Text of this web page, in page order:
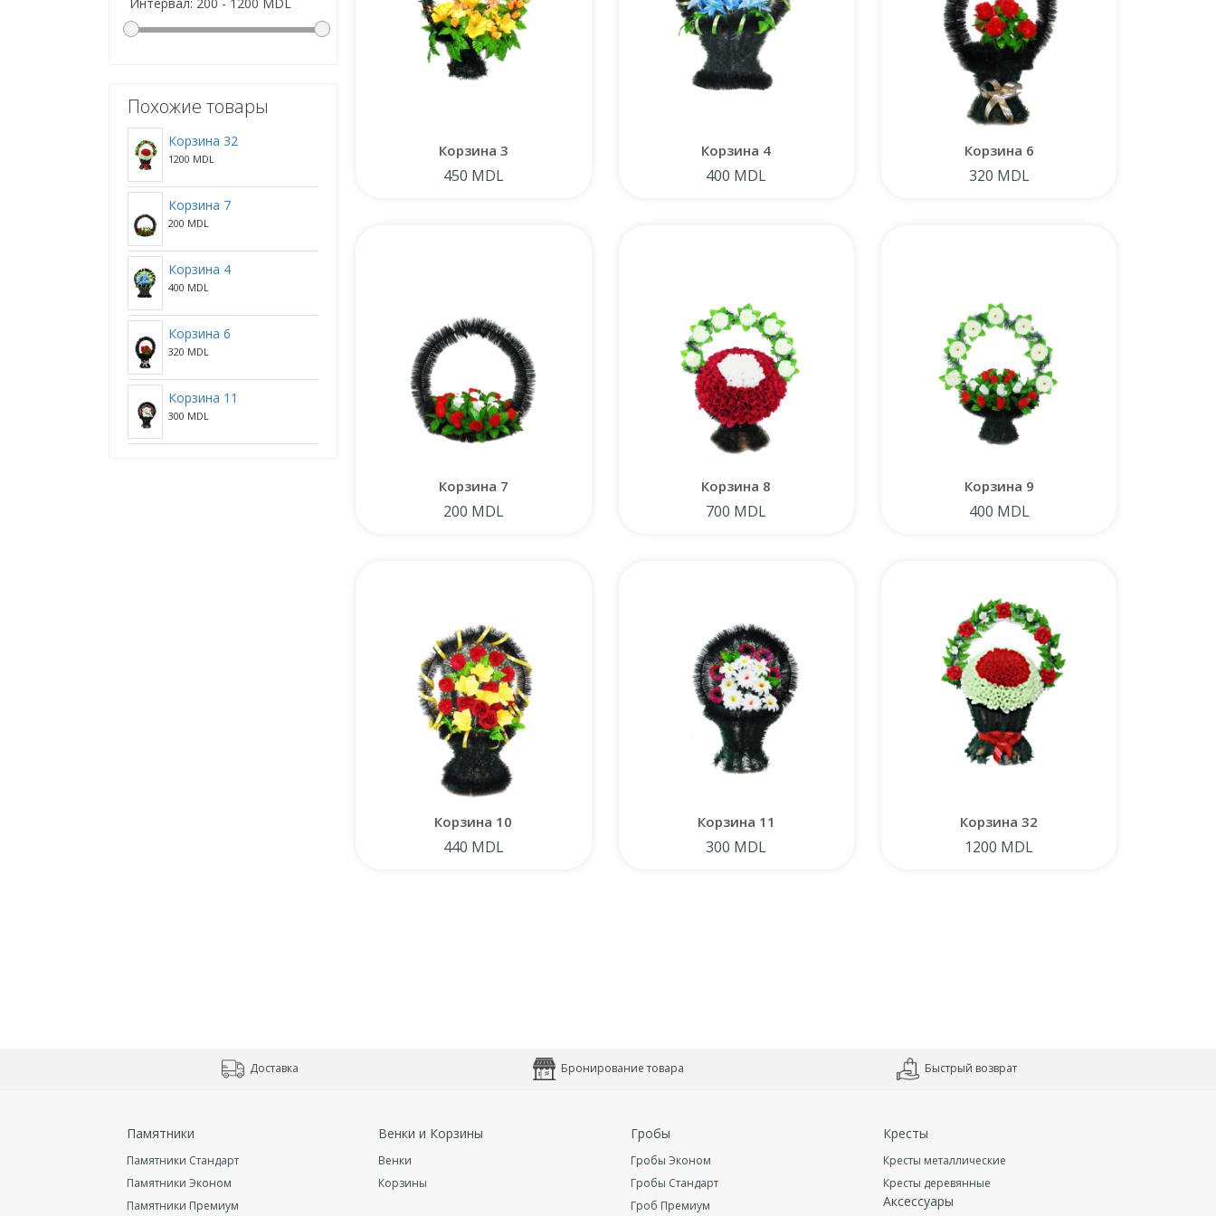
Похожие товары
Корзина 32
1200 MDL
Корзина 7
200 MDL
Корзина 4
400 MDL
Корзина 6
320 MDL
Корзина 11
300 MDL
Корзина 3
450 MDL
Корзина 4
400 MDL
Корзина 6
320 MDL
Корзина 7
200 MDL
Корзина 8
700 MDL
Корзина 9
400 MDL
Корзина 10
440 MDL
Корзина 11
300 MDL
Корзина 32
1200 MDL
Доставка Бронирование товара Быстрый возврат
Памятники
Памятники Стандарт
Памятники Эконом
Памятники Премиум
Венки и Корзины
Венки
Корзины
Гробы
Гробы Эконом
Гробы Стандарт
Гроб Премиум
Кресты
Кресты металлические
Кресты деревянные
Аксессуары